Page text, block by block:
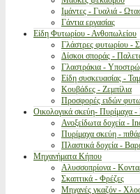
Ιμάντες - Γυαλιά -
Γάντια εργασίας
Είδη Φυτωρίου - Ανθοπωλείου
Γλάστρες φυτωρίου -
Δίσκοι σποράς -
Γλαστράκια -
Είδη συσκευασίας -
Κουβάδες - Ζεμπίλια
Προσφορές ειδών
Οικολογικά σκεύη- Πυρίμαχα
Ανοξείδωτα δοχεία -
Πυρίμαχα σκεύη -
Πλαστικά δοχεία -
Μηχανήματα Κήπου
Αλυσσοπρίονα -
Σκαπτικά - Φρέζες
Μηχανές γκαζόν -